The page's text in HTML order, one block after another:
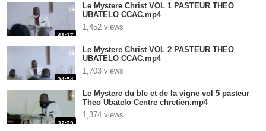
41:27
Le Mystere Christ VOL 1 PASTEUR THEO
UBATELO CCAC.mp4
1,452 views
34:54
Le Mystere Christ VOL 2 PASTEUR THEO
UBATELO CCAC.mp4
1,703 views
32:29
Le Mystere du ble et de la vigne vol 5 pasteur
Theo Ubatelo Centre chretien.mp4
1,374 views